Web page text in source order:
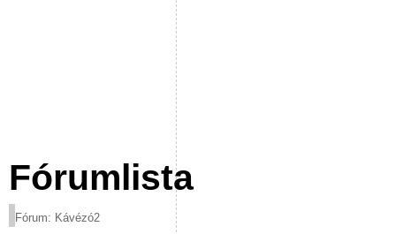
Fórumlista
Fórum: Kávézó2